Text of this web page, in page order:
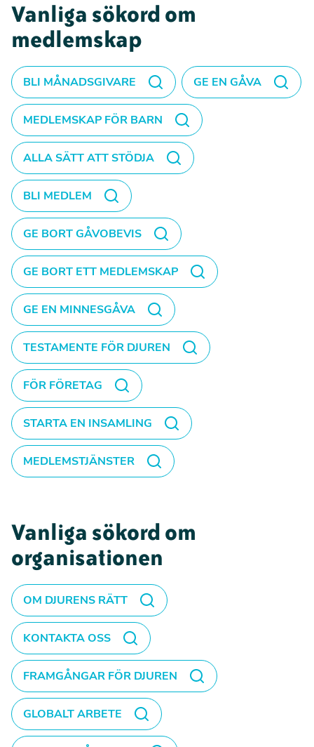
Vanliga sökord om
medlemskap
BLI MÅNADSGIVARE GE EN GÅVA
MEDLEMSKAP FÖR BARN
ALLA SÄTT ATT STÖDJA
BLI MEDLEM
GE BORT GÅVOBEVIS
GE BORT ETT MEDLEMSKAP
GE EN MINNESGÅVA
TESTAMENTE FÖR DJUREN
FÖR FÖRETAG
STARTA EN INSAMLING
MEDLEMSTJÄNSTER
Vanliga sökord om
organisationen
OM DJURENS RÄTT
KONTAKTA OSS
FRAMGÅNGAR FÖR DJUREN
GLOBALT ARBETE